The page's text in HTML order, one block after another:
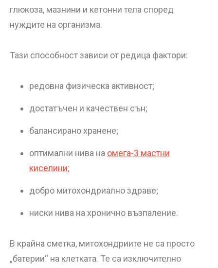
глюкоза, мазнини и кетонни тела според
нуждите на организма.
Тази способност зависи от редица фактори:
редовна физическа активност;
достатъчен и качествен сън;
балансирано хранене;
оптимални нива на омега-3 мастни
киселини;
добро митохондриално здраве;
ниски нива на хронично възпаление.
В крайна сметка, митохондриите не са просто
„батерии“ на клетката. Те са изключително